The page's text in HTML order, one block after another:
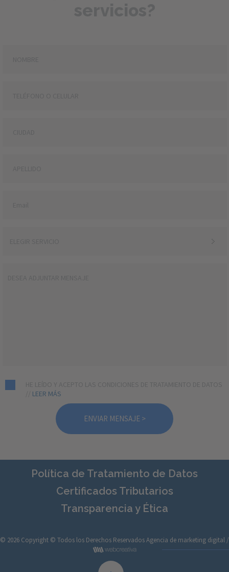
HE LEÍDO Y ACEPTO LAS CONDICIONES DE TRATAMIENTO DE DATOS
LEER MÁS
Política de Tratamiento de Datos
Certificados Tributarios
Transparencia y Ética
© 2026 Copyright © Todos los Derechos ReservadosAgencia de marketing digital /